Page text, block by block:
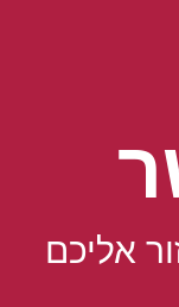
אליכם